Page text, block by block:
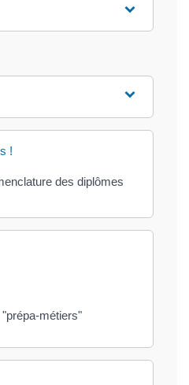
!
des diplômes
métiers"